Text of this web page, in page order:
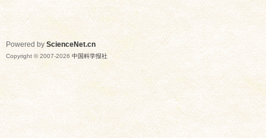
Powered by ScienceNet.cn
Copyright © 2007-2026 中国科学报社